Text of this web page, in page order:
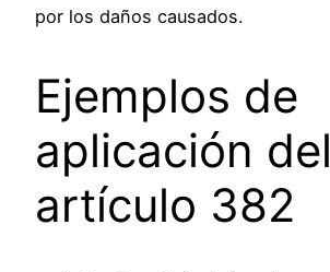
por los daños causados.
Ejemplos de
aplicación del
artículo 382